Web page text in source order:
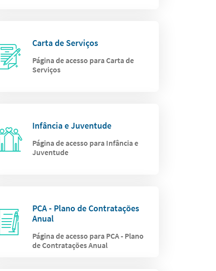
Carta de Serviços
Página de acesso para Carta de
Serviços
Infância e Juventude
Página de acesso para Infância e
Juventude
PCA - Plano de Contratações
Anual
Página de acesso para PCA - Plano
de Contratações Anual